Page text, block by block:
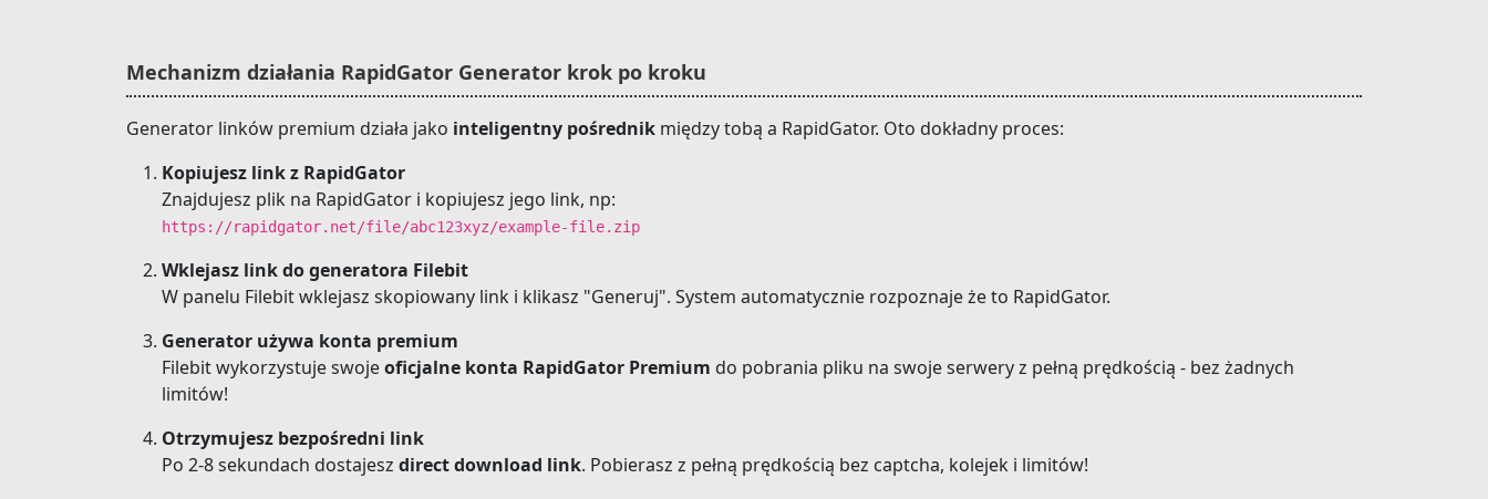
Mechanizm działania RapidGator Generator krok po kroku
Generator linków premium działa jako inteligentny pośrednik między tobą a RapidGator. Oto dokładny proces:
Kopiujesz link z RapidGator
Znajdujesz plik na RapidGator i kopiujesz jego link, np:
https://rapidgator.net/file/abc123xyz/example-file.zip
Wklejasz link do generatora Filebit
W panelu Filebit wklejasz skopiowany link i klikasz "Generuj". System automatycznie rozpoznaje że to RapidGator.
Generator używa konta premium
Filebit wykorzystuje swojeoficjalne konta RapidGator Premium do pobrania pliku na swoje serwery z pełną prędkością - bez żadnych
limitów!
Otrzymujesz bezpośredni link
Po 2-8 sekundach dostajesz direct download link. Pobierasz z pełną prędkością bez captcha, kolejek i limitów!